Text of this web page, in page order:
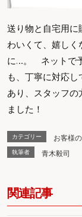
送り物と自宅用に
わいくて、嬉し
に…。 ネットで
も、丁寧に対応
あり、スタッフ
ました！
カテゴリー お客様
執筆者 青木毅司
関連記事